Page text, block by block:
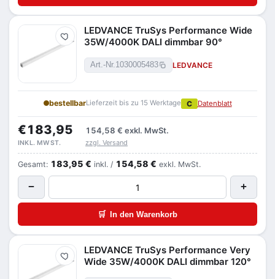
Merken
LEDVANCE TruSys Performance Wide
35W/4000K DALI dimmbar 90°
Art.-Nr.1030005483 LEDVANCE
bestellbarLieferzeit bis zu 15 Werktage C Datenblatt
€183,95 154,58 € exkl. MwSt.
INKL. MWST. zzgl. Versand
Gesamt: 183,95 € inkl. / 154,58 € exkl. MwSt.
− +
🛒 In den Warenkorb
Merken
LEDVANCE TruSys Performance Very
Wide 35W/4000K DALI dimmbar 120°